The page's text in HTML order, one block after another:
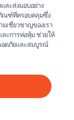
ละส่งมอบอย่าง
ณฑ์ที่ครอบคลุมซึ่ง
เชี่ยวชาญของเรา
ละการห่อหุ้ม ช่วยให้
อดภัยและสมบูรณ์